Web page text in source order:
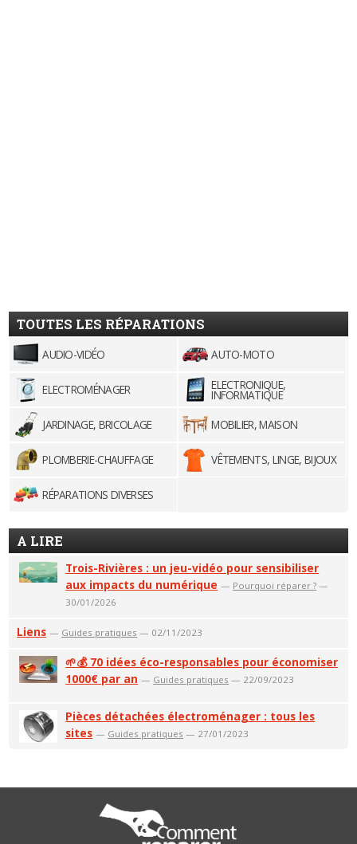
TOUTES LES RÉPARATIONS
AUDIO-VIDÉO AUTO-MOTO
ELECTROMÉNAGER ELECTRONIQUE,
INFORMATIQUE
JARDINAGE, BRICOLAGE
MOBILIER, MAISON
PLOMBERIE-CHAUFFAGE VÊTEMENTS, LINGE, BIJOUX
RÉPARATIONS DIVERSES
A LIRE
Trois-Rivières : un jeu-vidéo pour sensibiliser
aux impacts du numérique — Pourquoi réparer ? —
30/01/2026
Liens — Guides pratiques — 02/11/2023
🌱💰 70 idées éco-responsables pour économiser
1000€ par an — Guides pratiques — 22/09/2023
Pièces détachées électroménager : tous les
sites — Guides pratiques — 27/01/2023